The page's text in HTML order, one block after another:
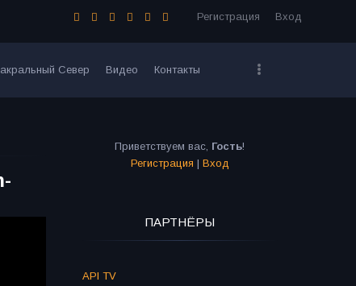
Регистрация Вход
Север Видео Контакты
Приветствуем вас, Гость!
Регистрация | Вход
ПАРТНЁРЫ
API TV